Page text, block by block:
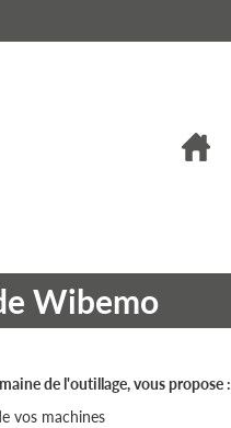
Wibemo
de l'outillage, vous propose :
vos machines